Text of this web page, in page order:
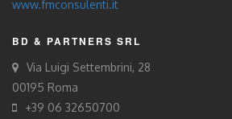
www.fmconsulenti.it
BD & PARTNERS SRL
Via Luigi Settembrini, 28
00195 Roma
+39 06 32650700